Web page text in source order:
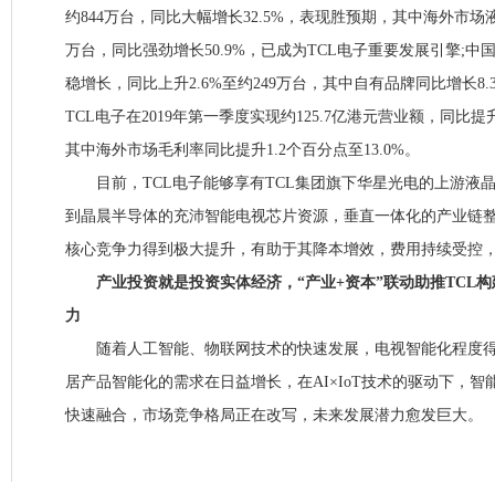
约844万台，同比大幅增长32.5%，表现胜预期，其中海外市场
万台，同比强劲增长50.9%，已成为TCL电子重要发展引擎;中
稳增长，同比上升2.6%至约249万台，其中自有品牌同比增长
TCL电子在2019年第一季度实现约125.7亿港元营业额，同比提
其中海外市场毛利率同比提升1.2个百分点至13.0%。
目前，TCL电子能够享有TCL集团旗下华星光电的上游液
到晶晨半导体的充沛智能电视芯片资源，垂直一体化的产业链
核心竞争力得到极大提升，有助于其降本增效，费用持续受控
产业投资就是投资实体经济，“产业+资本”联动助推TCL构
力
随着人工智能、物联网技术的快速发展，电视智能化程度
居产品智能化的需求在日益增长，在AI×IoT技术的驱动下，智
快速融合，市场竞争格局正在改写，未来发展潜力愈发巨大。